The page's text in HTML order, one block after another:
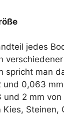
jedes
spricht man
und 0,063
und 2 mm von
Kies, Steinen,